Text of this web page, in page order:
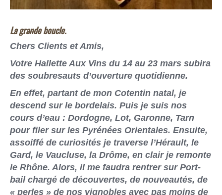
La grande boucle.
Chers Clients et Amis,
Votre Hallette Aux Vins du 14 au 23 mars subira
des soubresauts d’ouverture quotidienne.
En effet, partant de mon Cotentin natal, je
descend sur le bordelais. Puis je suis nos
cours d’eau : Dordogne, Lot, Garonne, Tarn
pour filer sur les Pyrénées Orientales. Ensuite,
assoiffé de curiosités je traverse l’Hérault, le
Gard, le Vaucluse, la Drôme, en clair je remonte
le Rhône. Alors, il me faudra rentrer sur Port-
bail chargé de découvertes, de nouveautés, de
« perles » de nos vignobles avec pas moins de